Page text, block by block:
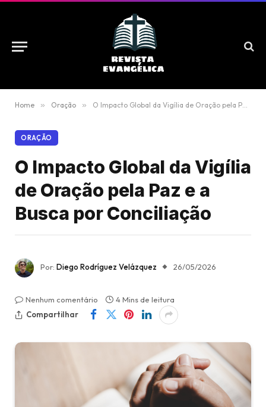
Home » Oração » O Impacto Global da Vigília de Oração pela Paz e a Busca por Conciliação
ORAÇÃO
O Impacto Global da Vigília
de Oração pela Paz e a
Busca por Conciliação
Por: Diego Rodríguez Velázquez 26/05/2026
Nenhum comentário
4 Mins de leitura
Compartilhar